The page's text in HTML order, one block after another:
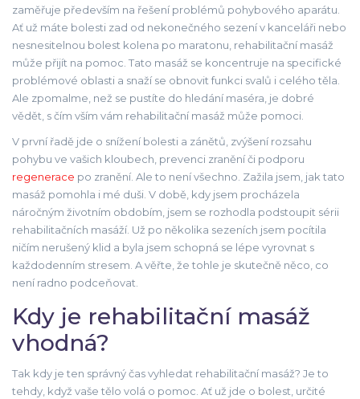
zaměřuje především na řešení problémů pohybového aparátu.
Ať už máte bolesti zad od nekonečného sezení v kanceláři nebo
nesnesitelnou bolest kolena po maratonu, rehabilitační masáž
může přijít na pomoc. Tato masáž se koncentruje na specifické
problémové oblasti a snaží se obnovit funkci svalů i celého těla.
Ale zpomalme, než se pustíte do hledání maséra, je dobré
vědět, s čím vším vám rehabilitační masáž může pomoci.
V první řadě jde o snížení bolesti a zánětů, zvýšení rozsahu
pohybu ve vašich kloubech, prevenci zranění či podporu
regenerace po zranění. Ale to není všechno. Zažila jsem, jak tato
masáž pomohla i mé duši. V době, kdy jsem procházela
náročným životním obdobím, jsem se rozhodla podstoupit sérii
rehabilitačních masáží. Už po několika sezeních jsem pocítila
ničím nerušený klid a byla jsem schopná se lépe vyrovnat s
každodenním stresem. A věřte, že tohle je skutečně něco, co
není radno podceňovat.
Kdy je rehabilitační masáž
vhodná?
Tak kdy je ten správný čas vyhledat rehabilitační masáž? Je to
tehdy, když vaše tělo volá o pomoc. Ať už jde o bolest, určité